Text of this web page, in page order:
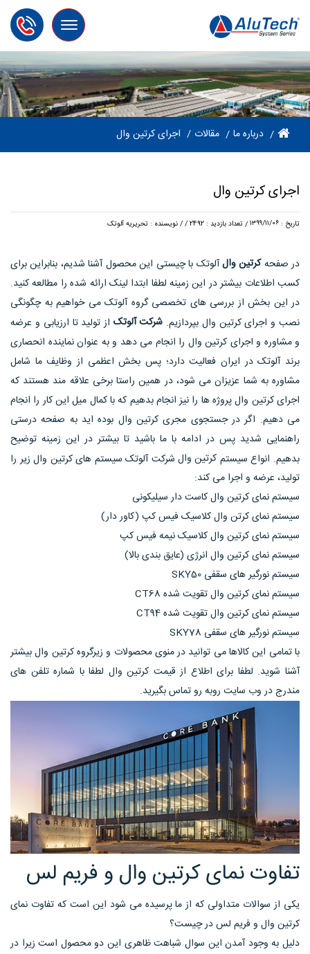
Toggle
navigation
درباره ما مقالات اجرای کرتین وال
اجرای کرتین وال
تاریخ : /تعداد بازدید : 2492 // نویسنده : تحریریه آلوتک
در صفحهکرتین والآلوتک با چیستی این محصول آشنا شدیم، بنابراین برای
کسب اطلاعات بیشتر در این زمینه لطفا ابتدا لینک ارائه شده را مطالعه کنید.
در این بخش از بررسی های تخصصی گروه آلوتک می خواهیم به چگونگی
نصب و اجرای کرتین وال بپردازیم. شرکت آلوتک از تولید تا ارزیابی و عرضه
و مشاوره و اجرای کرتین وال را انجام می دهد و به عنوان نماینده انحصاری
برند آلوتک در ایران فعالیت دارد؛ پس بخش اعظمی از وظایف ما شامل
مشاوره به شما عزیزان می شود، در همین راستا برخی علاقه مند هستند که
اجرای کرتین وال پروژه ها را نیز انجام بدهیم که با کمال میل این کار را انجام
می دهیم. اگر در جستجوی مجری کرتین وال بوده اید به صفحه درستی
راهنمایی شدید پس در ادامه با ما باشید تا بیشتر در این زمینه توضیح
بدهیم. انواع سیستم کرتین والشرکت آلوتک سیستم های کرتین وال زیر را
تولید، عرضه و اجرا می کند:
سيستم نمای کرتين وال کاست دار سيليکونی
سيستم نمای کرتن وال کلاسيک فيس کپ (کاور دار)
سيستم نمای کرتين وال کلاسيک نيمه فيس کپ
سیستم نمای کرتین وال انرژی (عایق بندی بالا)
سيستم نورگير های سقفی SKY50
سيستم نمای کرتين وال تقويت شده CT68
سيستم نمای کرتين وال تقويت شده CT94
سيستم نورگير های سقفی SKY78
با تمامی این کالاها می توانید در منوی محصولات و زیرگروه کرتین وال بیشتر
آشنا شوید. لطفا برای اطلاع از قیمت کرتین وال لطفا با شماره تلفن های
مندرج در وب سایت روبه رو تماس بگیرید.
تفاوت نمای کرتین وال و فریم لس
یکی از سوالات متداولی که از ما پرسیده می شود این است که تفاوت نمای
کرتین وال و فریم لس در چیست؟
دلیل به وجود آمدن این سوال شباهت ظاهری این دو محصول است زیرا در